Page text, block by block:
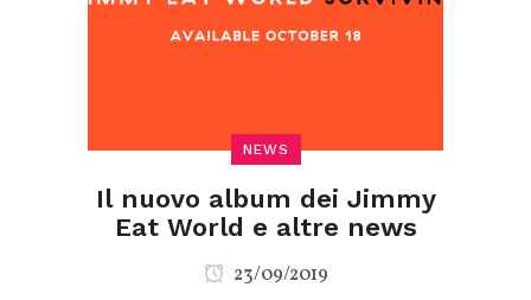
NEWS
Il nuovo album dei Jimmy
Eat World e altre news
23/09/2019